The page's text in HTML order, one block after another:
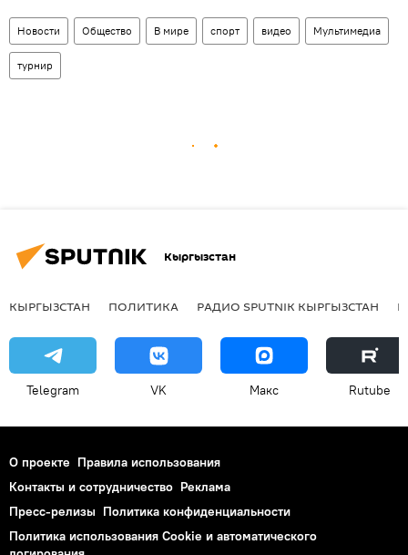
Новости Общество В мире спорт видео Мультимедиа
турнир
Кыргызстан
КЫРГЫЗСТАН ПОЛИТИКА РАДИО SPUTNIK КЫРГЫЗСТАН
Telegram VK Макс Rutube
О проекте Правила использования
Контакты и сотрудничество Реклама
Пресс-релизы Политика конфиденциальности
Политика использования Cookie и автоматического